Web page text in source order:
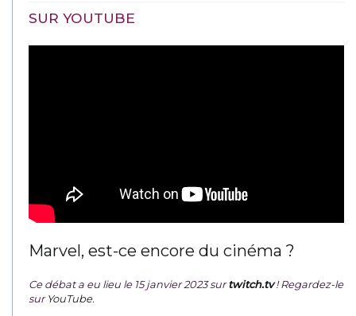
SUR YOUTUBE
Marvel, est-ce encore du cinéma ?
Ce débat a eu lieu le 15 janvier 2023 surtwitch.tv ! Regardez-le
surYouTube.